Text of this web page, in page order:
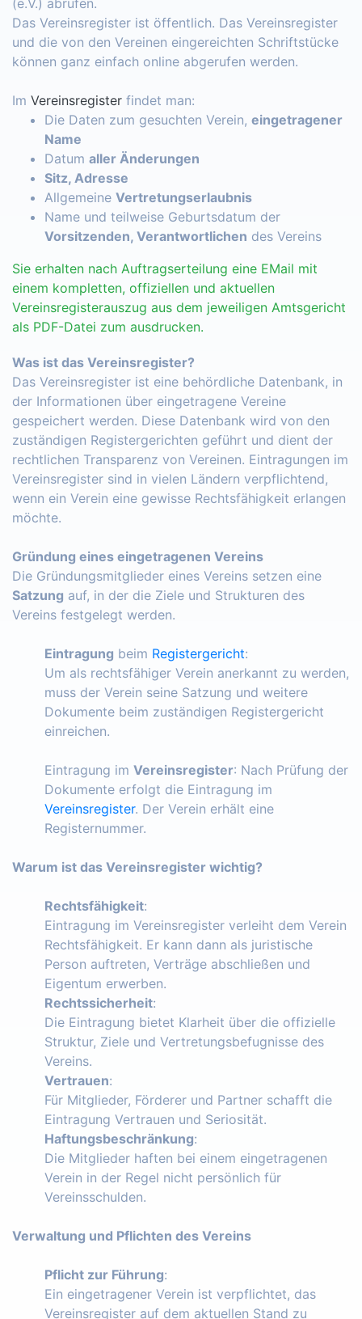
Das Vereinsregister ist öffentlich. Das Vereinsregister
und die von den Vereinen eingereichten Schriftstücke
können ganz einfach online abgerufen werden.
Im Vereinsregister findet man:
Die Daten zum gesuchten Verein, eingetragener
Name
Datum aller Änderungen
Sitz, Adresse
Allgemeine Vertretungserlaubnis
Name und teilweise Geburtsdatum der
Vorsitzenden, Verantwortlichen des Vereins
Sie erhalten nach Auftragserteilung eine EMail mit
einem kompletten, offiziellen und aktuellen
Vereinsregisterauszug aus dem jeweiligen Amtsgericht
als PDF-Datei zum ausdrucken.
Was ist das Vereinsregister?
Das Vereinsregister ist eine behördliche Datenbank, in
der Informationen über eingetragene Vereine
gespeichert werden. Diese Datenbank wird von den
zuständigen Registergerichten geführt und dient der
rechtlichen Transparenz von Vereinen. Eintragungen im
Vereinsregister sind in vielen Ländern verpflichtend,
wenn ein Verein eine gewisse Rechtsfähigkeit erlangen
möchte.
Gründung eines eingetragenen Vereins
Die Gründungsmitglieder eines Vereins setzen eine
Satzung auf, in der die Ziele und Strukturen des
Vereins festgelegt werden.
Eintragung beim Registergericht:
Um als rechtsfähiger Verein anerkannt zu werden,
muss der Verein seine Satzung und weitere
Dokumente beim zuständigen Registergericht
einreichen.
Eintragung im Vereinsregister: Nach Prüfung der
Dokumente erfolgt die Eintragung im
Vereinsregister. Der Verein erhält eine
Registernummer.
Warum ist das Vereinsregister wichtig?
Rechtsfähigkeit:
Eintragung im Vereinsregister verleiht dem Verein
Rechtsfähigkeit. Er kann dann als juristische
Person auftreten, Verträge abschließen und
Eigentum erwerben.
Rechtssicherheit:
Die Eintragung bietet Klarheit über die offizielle
Struktur, Ziele und Vertretungsbefugnisse des
Vereins.
Vertrauen:
Für Mitglieder, Förderer und Partner schafft die
Eintragung Vertrauen und Seriosität.
Haftungsbeschränkung:
Die Mitglieder haften bei einem eingetragenen
Verein in der Regel nicht persönlich für
Vereinsschulden.
Verwaltung und Pflichten des Vereins
Pflicht zur Führung:
Ein eingetragener Verein ist verpflichtet, das
Vereinsregister auf dem aktuellen Stand zu